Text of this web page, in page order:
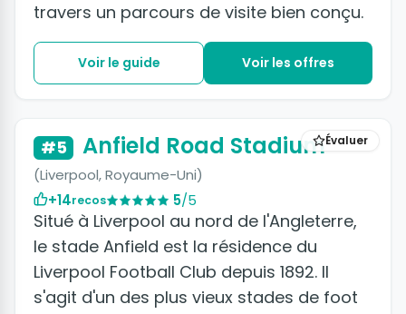
travers un parcours de visite bien conçu.
Voir le guide Voir les offres
Évaluer
#5 Anfield Road Stadium
(Liverpool, Royaume-Uni)
+14recos 5/5
Situé à Liverpool au nord de l'Angleterre,
le stade Anfield est la résidence du
Liverpool Football Club depuis 1892. Il
s'agit d'un des plus vieux stades de foot